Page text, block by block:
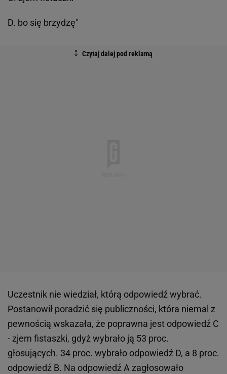
D. bo się brzydzę"
Uczestnik nie wiedział, którą odpowiedź wybrać.
Postanowił poradzić się publiczności, która niemal z
pewnością wskazała, że poprawna jest odpowiedź C
- zjem fistaszki, gdyż wybrało ją 53 proc.
głosujących. 34 proc. wybrało odpowiedź D, a 8 proc.
odpowiedź B. Na odpowiedź A zagłosowało